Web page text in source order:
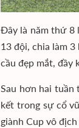
Đây là năm thứ 8
13 đội, chia làm
cầu đẹp mắt, đầy
Sau hơn hai tuần
kết trong sự cổ
giành Cup vô